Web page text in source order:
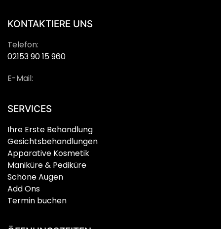
KONTAKTIERE UNS
Telefon:
02153 90 15 960
E-Mail:
SERVICES
Ihre Erste Behandlung
Gesichtsbehandlungen
Apparative Kosmetik
Maniküre & Pediküre
Schöne Augen
Add Ons
Termin buchen